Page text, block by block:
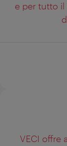
e per tutto il
VECI offre